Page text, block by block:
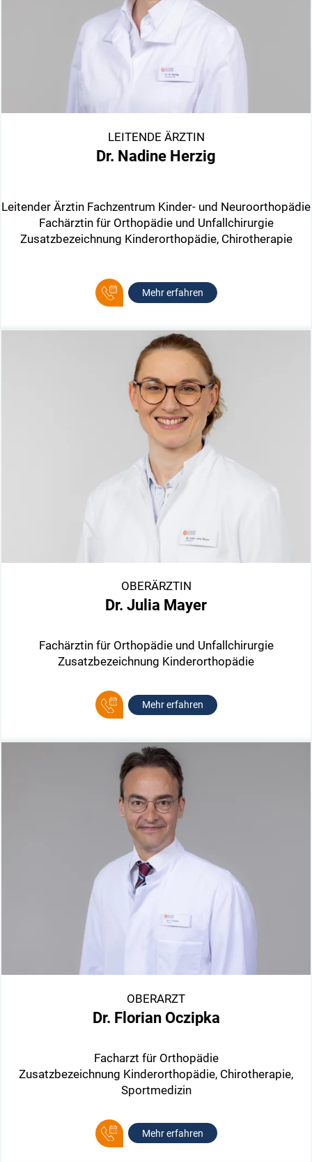
LEITENDE ÄRZTIN
Dr. Nadine Herzig
Leitender Ärztin Fachzentrum Kinder- und Neuroorthopädie
Fachärztin für Orthopädie und Unfallchirurgie
Zusatzbezeichnung Kinderorthopädie, Chirotherapie
Mehr erfahren
OBERÄRZTIN
Dr. Julia Mayer
Fachärztin für Orthopädie und Unfallchirurgie
Zusatzbezeichnung Kinderorthopädie
Mehr erfahren
OBERARZT
Dr. Florian Oczipka
Facharzt für Orthopädie
Zusatzbezeichnung Kinderorthopädie, Chirotherapie,
Sportmedizin
Mehr erfahren